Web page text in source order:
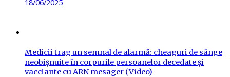
18/06/2025
Medicii trag un semnal de alarmă: cheaguri de sânge
neobișnuite în corpurile persoanelor decedate și
vacciante cu ARN mesager (Video)